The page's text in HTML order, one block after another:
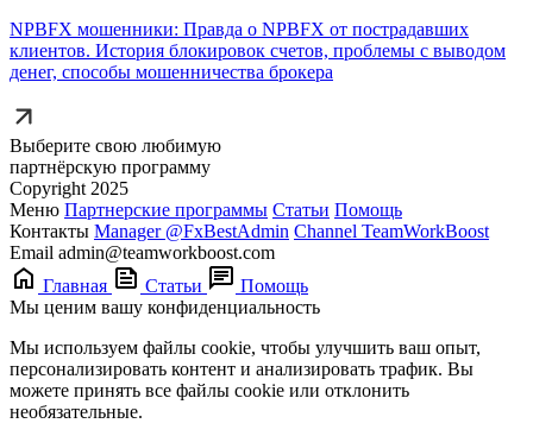
NPBFX мошенники: Правда о NPBFX от пострадавших
клиентов. История блокировок счетов, проблемы с выводом
денег, способы мошенничества брокера
Выберите свою любимую
партнёрскую программу
Copyright 2025
Меню Партнерские программы Статьи Помощь
Контакты Manager @FxBestAdmin Channel TeamWorkBoost
Email admin@teamworkboost.com
Главная
Статьи
Помощь
Мы ценим вашу конфиденциальность
Мы используем файлы cookie, чтобы улучшить ваш опыт,
персонализировать контент и анализировать трафик. Вы
можете принять все файлы cookie или отклонить
необязательные.